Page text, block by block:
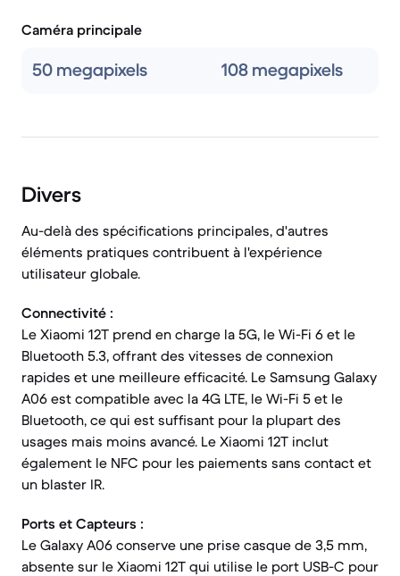
Caméra principale
50 megapixels 108 megapixels
Divers
Au-delà des spécifications principales, d'autres
éléments pratiques contribuent à l'expérience
utilisateur globale.
Connectivité :
Le Xiaomi 12T prend en charge la 5G, le Wi-Fi 6 et le
Bluetooth 5.3, offrant des vitesses de connexion
rapides et une meilleure efficacité. Le Samsung Galaxy
A06 est compatible avec la 4G LTE, le Wi-Fi 5 et le
Bluetooth, ce qui est suffisant pour la plupart des
usages mais moins avancé. Le Xiaomi 12T inclut
également le NFC pour les paiements sans contact et
un blaster IR.
Ports et Capteurs :
Le Galaxy A06 conserve une prise casque de 3,5 mm,
absente sur le Xiaomi 12T qui utilise le port USB-C pour